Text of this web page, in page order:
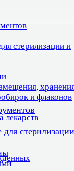
стерилизации и
и флаконов
лекарств